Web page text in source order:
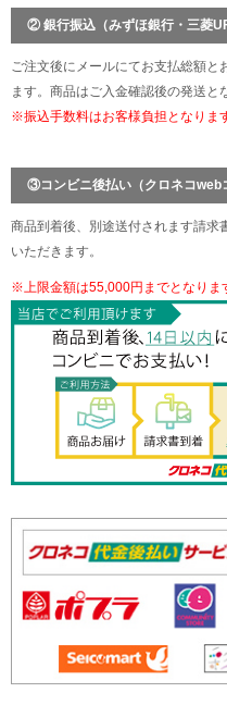
② 銀行振込（みずほ銀行・三菱
ご注文後にメールにてお支払総額
ます。商品はご入金確認後の発送と
※振込手数料はお客様負担となりま
③コンビニ後払い（クロネコweb
商品到着後、別途送付されます請求
いただきます。
※上限金額は55,000円までとなりま